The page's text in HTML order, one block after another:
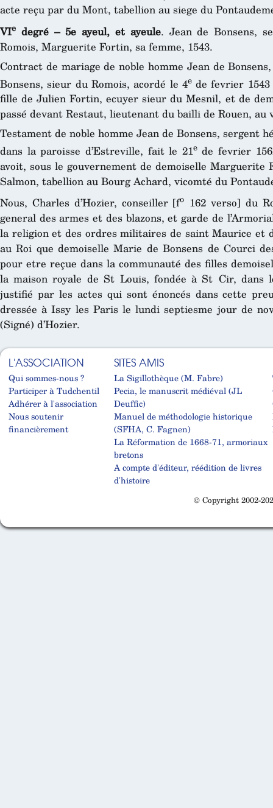
acte reçu par du Mont, tabellion au siege du
VIe degré – 5e ayeul, et ayeule. Jean de Bonsens,
Romois, Marguerite Fortin, sa femme, 1543.
Contract de mariage de noble homme Jean de
Bonsens, sieur du Romois, acordé le 4ede fevrier 1543
fille de Julien Fortin, ecuyer sieur du Mesnil, et de
passé devant Restaut, lieutenant du bailli de Rouen, au
Testament de noble homme Jean de Bonsens, sergent
dans la paroisse d’Estreville, fait le 21ede fevrier
avoit, sous le gouvernement de demoiselle
Salmon, tabellion au Bourg Achard, vicomté du
Nous, Charles d’Hozier, conseiller [fo 162 verso] du
general des armes et des blazons, et garde de
la religion et des ordres militaires de saint Maurice et
au Roi que demoiselle Marie de Bonsens de Courci
pour etre reçue dans la communauté des filles
la maison royale de St Louis, fondée à St Cir, dans
justifié par les actes qui sont énoncés dans cette
dressée à Issy les Paris le lundi septiesme jour de
(Signé) d’Hozier.
L'ASSOCIATION
Qui sommes-nous ?
Participer à Tudchentil
Adhérer à l'association
Nous soutenir
financièrement
SITES AMIS
La Sigillothèque (M. Fabre)
Pecia, le manuscrit médiéval (JL
Deuffic)
Manuel de méthodologie historique
(SFHA, C. Fagnen)
La Réformation de 1668-71, armoriaux
bretons
A compte d'éditeur, réédition de livres
d'histoire
© Copyright 2002-